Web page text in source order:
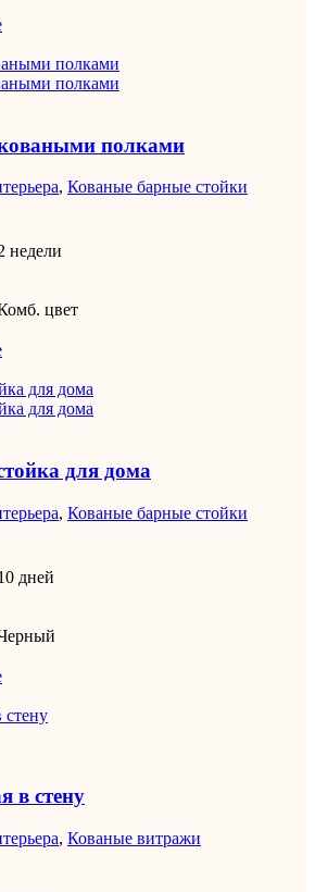
полками
, Кованые барные стойки
недели
цвет
для дома
, Кованые барные стойки
дней
в стену
, Кованые витражи